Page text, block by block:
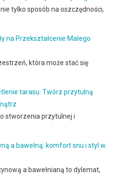
tylko sposób na oszczędności,
na Przekształcenie Małego
która może stać się
tarasu: Twórz przytulną
stworzenia przytulnej i
a bawełną: komfort snu i styl w
a bawełnianą to dylemat,